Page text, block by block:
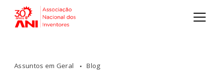
Assuntos em Geral Blog